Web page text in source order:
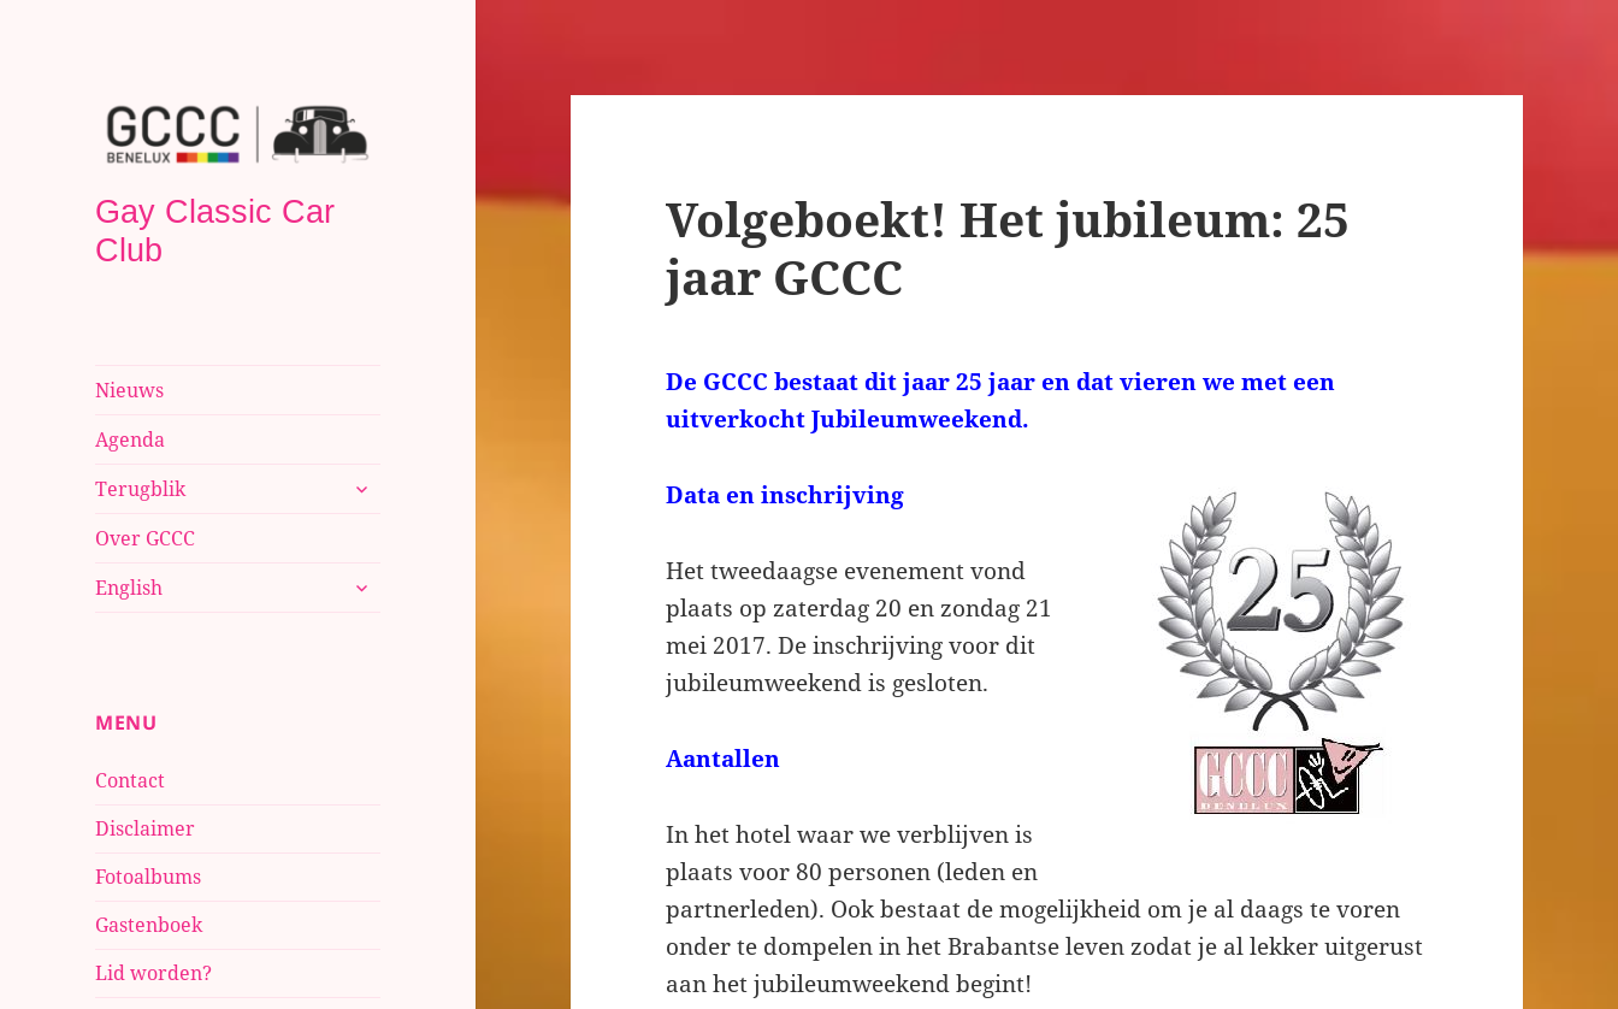
Gay Classic Car
Club
Nieuws
Agenda
Terugblik
submenu
Over GCCC
English
submenu
MENU
Contact
Disclaimer
Fotoalbums
Gastenboek
Lid worden?
Volgeboekt! Het jubileum: 25
jaar GCCC
De GCCC bestaat dit jaar 25 jaar en dat vieren we met een
uitverkocht Jubileumweekend.
Data en inschrijving
Het tweedaagse evenement vond
plaats op zaterdag 20 en zondag 21
mei 2017. De inschrijving voor dit
jubileumweekend is gesloten.
Aantallen
In het hotel waar we verblijven is
plaats voor 80 personen (leden en
partnerleden). Ook bestaat de mogelijkheid om je al daags te voren
onder te dompelen in het Brabantse leven zodat je al lekker uitgerust
aan het jubileumweekend begint!